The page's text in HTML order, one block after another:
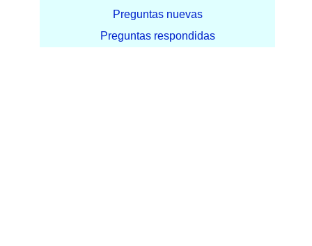
Preguntas nuevas
Preguntas respondidas